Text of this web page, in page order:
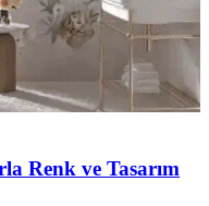
Renk ve Tasarım